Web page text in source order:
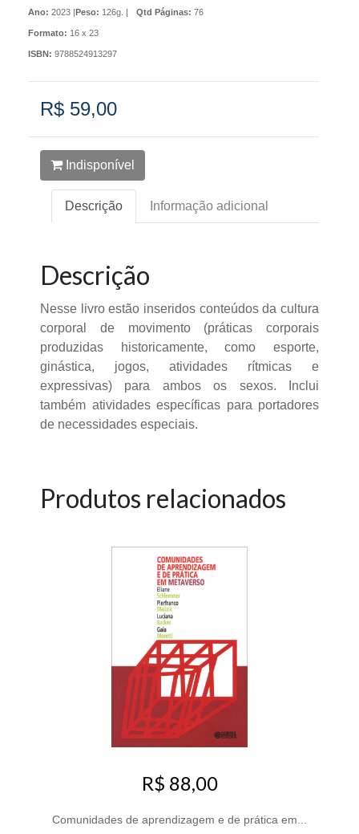
Ano: 2023 |Peso: 126g. | Qtd Páginas: 76
Formato: 16 x 23
ISBN: 9788524913297
R$ 59,00
Indisponível
Descrição Informação adicional
Descrição
Nesse livro estão inseridos conteúdos da cultura
corporal de movimento (práticas corporais
produzidas historicamente, como esporte,
ginástica, jogos, atividades rítmicas e
expressivas) para ambos os sexos. Inclui
também atividades específicas para portadores
de necessidades especiais.
Produtos relacionados
R$ 88,00
Comunidades de aprendizagem e de prática em...